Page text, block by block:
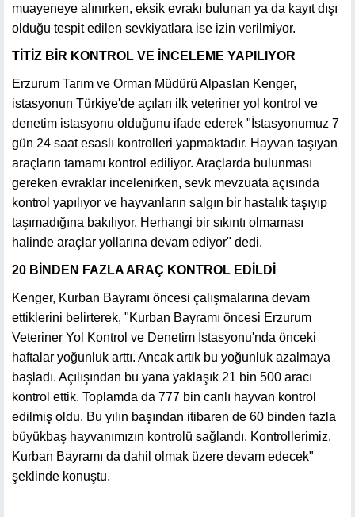
muayeneye alınırken, eksik evrakı bulunan ya da kayıt dışı
olduğu tespit edilen sevkiyatlara ise izin verilmiyor.
TİTİZ BİR KONTROL VE İNCELEME YAPILIYOR
Erzurum Tarım ve Orman Müdürü Alpaslan Kenger,
istasyonun Türkiye'de açılan ilk veteriner yol kontrol ve
denetim istasyonu olduğunu ifade ederek "İstasyonumuz 7
gün 24 saat esaslı kontrolleri yapmaktadır. Hayvan taşıyan
araçların tamamı kontrol ediliyor. Araçlarda bulunması
gereken evraklar incelenirken, sevk mevzuata açısında
kontrol yapılıyor ve hayvanların salgın bir hastalık taşıyıp
taşımadığına bakılıyor. Herhangi bir sıkıntı olmaması
halinde araçlar yollarına devam ediyor" dedi.
20 BİNDEN FAZLA ARAÇ KONTROL EDİLDİ
Kenger, Kurban Bayramı öncesi çalışmalarına devam
ettiklerini belirterek, "Kurban Bayramı öncesi Erzurum
Veteriner Yol Kontrol ve Denetim İstasyonu'nda önceki
haftalar yoğunluk arttı. Ancak artık bu yoğunluk azalmaya
başladı. Açılışından bu yana yaklaşık 21 bin 500 aracı
kontrol ettik. Toplamda da 777 bin canlı hayvan kontrol
edilmiş oldu. Bu yılın başından itibaren de 60 binden fazla
büyükbaş hayvanımızın kontrolü sağlandı. Kontrollerimiz,
Kurban Bayramı da dahil olmak üzere devam edecek"
şeklinde konuştu.